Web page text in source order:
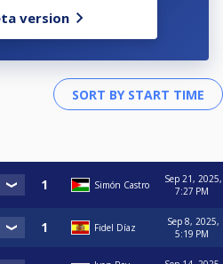
version
Simón Castro
Sep 21, 2025,
7:27 PM
Fidel Díaz
Sep 8, 2025,
5:19 PM